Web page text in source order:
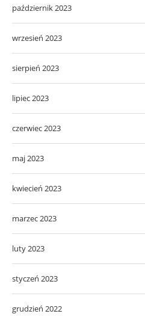
październik 2023
wrzesień 2023
sierpień 2023
lipiec 2023
czerwiec 2023
maj 2023
kwiecień 2023
marzec 2023
luty 2023
styczeń 2023
grudzień 2022